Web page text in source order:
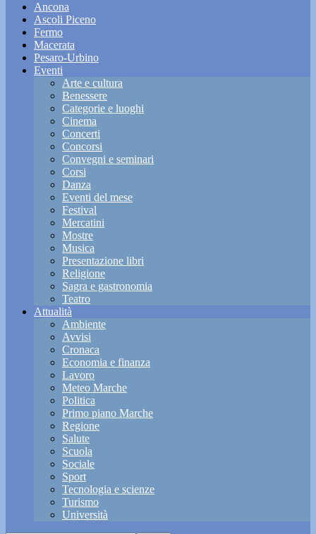
Ancona
Ascoli Piceno
Fermo
Macerata
Pesaro-Urbino
Eventi
Arte e cultura
Benessere
Categorie e luoghi
Cinema
Concerti
Concorsi
Convegni e seminari
Corsi
Danza
Eventi del mese
Festival
Mercatini
Mostre
Musica
Presentazione libri
Religione
Sagra e gastronomia
Teatro
Attualità
Ambiente
Avvisi
Cronaca
Economia e finanza
Lavoro
Meteo Marche
Politica
Primo piano Marche
Regione
Salute
Scuola
Sociale
Sport
Tecnologia e scienze
Turismo
Università